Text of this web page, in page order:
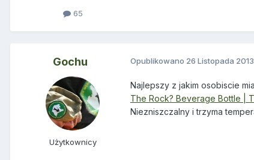
65
Gochu
Użytkownicy
Opublikowano 26 Listopada 2013
Najlepszy z jakim osobiscie
The Rock? Beverage Bottle |
Niezniszczalny i trzyma